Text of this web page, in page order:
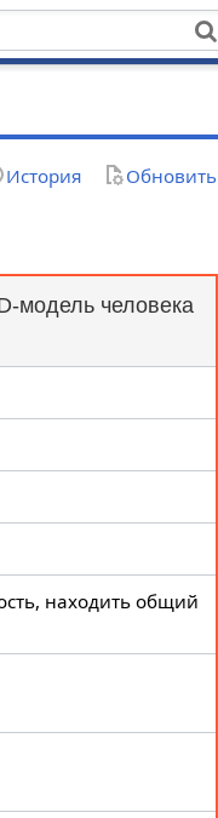
История Обновить
модель человека
находить общий